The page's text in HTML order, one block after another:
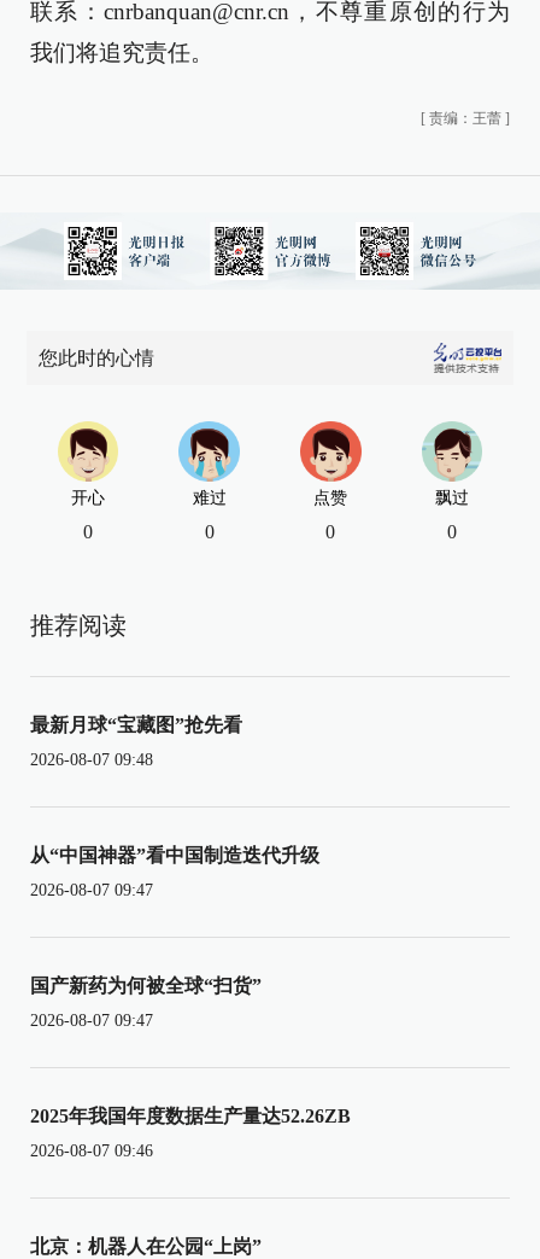
联系：cnrbanquan@cnr.cn，不尊重原创的行为
我们将追究责任。
[ 责编：王蕾 ]
您此时的心情
开心
0
难过
0
点赞
0
飘过
0
推荐阅读
最新月球“宝藏图”抢先看
2026-08-07 09:48
从“中国神器”看中国制造迭代升级
2026-08-07 09:47
国产新药为何被全球“扫货”
2026-08-07 09:47
2025年我国年度数据生产量达52.26ZB
2026-08-07 09:46
北京：机器人在公园“上岗”